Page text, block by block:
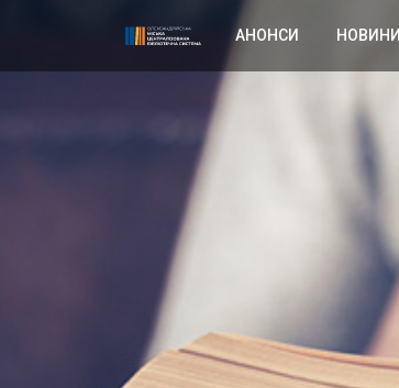
АНОНСИ НОВИНИ